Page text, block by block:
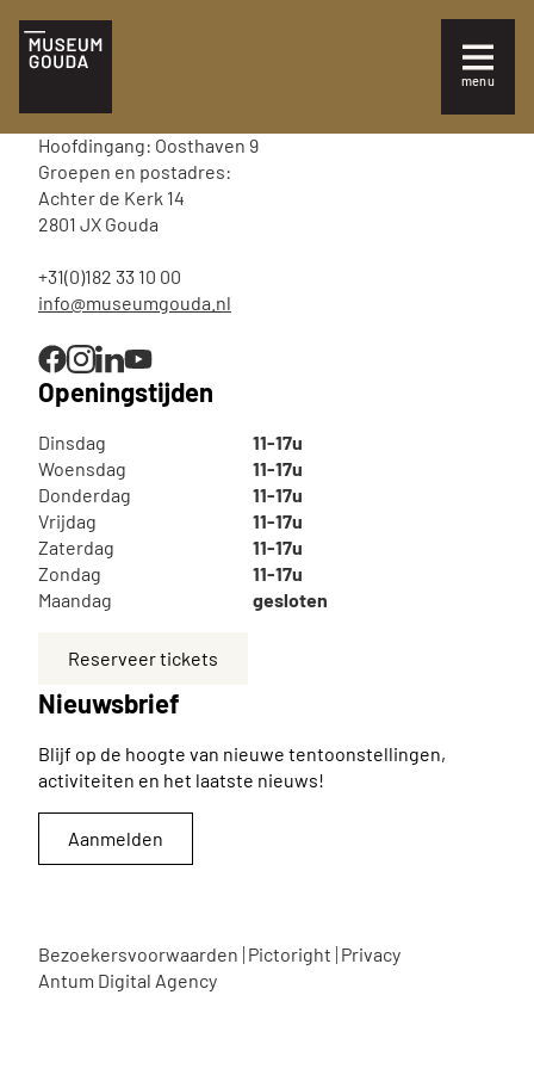
menu
NL
Sluiten
Plan je bezoek
Te zien en te doen
Collectie
Over Museum Gouda
Hoofdingang: Oosthaven 9
Groepen en postadres:
Achter de Kerk 14
2801 JX Gouda
+31(0)182 33 10 00
info@museumgouda.nl
Openingstijden
Dinsdag
11-17u
Woensdag
11-17u
Donderdag
11-17u
Vrijdag
11-17u
Zaterdag
11-17u
Zondag
11-17u
Maandag
gesloten
Reserveer tickets
Nieuwsbrief
Blijf op de hoogte van nieuwe tentoonstellingen,
activiteiten en het laatste nieuws!
Aanmelden
Bezoekersvoorwaarden Pictoright Privacy
Antum Digital Agency